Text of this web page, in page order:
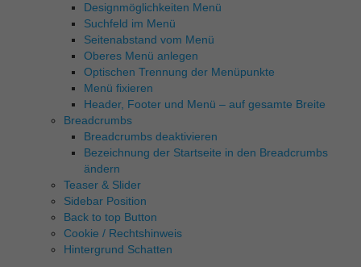
Designmöglichkeiten Menü
Suchfeld im Menü
Seitenabstand vom Menü
Oberes Menü anlegen
Optischen Trennung der Menüpunkte
Menü fixieren
Header, Footer und Menü – auf gesamte Breite
Breadcrumbs
Breadcrumbs deaktivieren
Bezeichnung der Startseite in den Breadcrumbs
ändern
Teaser & Slider
Sidebar Position
Back to top Button
Cookie / Rechtshinweis
Hintergrund Schatten
Externe Medien (8)
Inhalte von Videoplattformen und Social-Media-Plattformen
werden standardmäßig blockiert. Wenn Cookies von
externen Medien akzeptiert werden, bedarf der Zugriff auf
diese Inhalte keiner manuellen Einwilligung mehr.
Cookie-Informationen anzeigen
Datenschutzerklärung